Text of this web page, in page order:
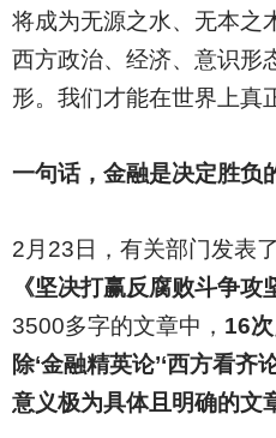
将成为无源之水、无本之
西方政治、经济、意识形
形。我们才能在世界上真
一句话，金融是决定胜负
2 月23日，有关部门发表
《坚决打赢反腐败斗争攻
3500多字的文章中， 16
除‘金融精英论’‘西方看
意义极为具体且明确的文